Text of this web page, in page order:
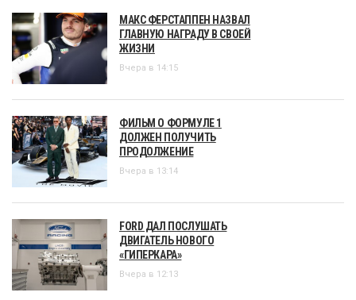
МАКС ФЕРСТАППЕН НАЗВАЛ
ГЛАВНУЮ НАГРАДУ В СВОЕЙ
ЖИЗНИ
Вчера в 14:15
ФИЛЬМ О ФОРМУЛЕ 1
ДОЛЖЕН ПОЛУЧИТЬ
ПРОДОЛЖЕНИЕ
Вчера в 13:14
FORD ДАЛ ПОСЛУШАТЬ
ДВИГАТЕЛЬ НОВОГО
«ГИПЕРКАРА»
Вчера в 12:13